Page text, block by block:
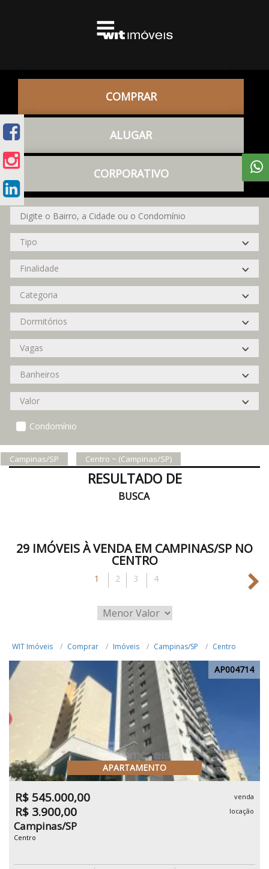
COMPRAR
ALUGAR
CORPORATIVO
Condomínio
Campinas/SP Centro ~ (Campinas/SP)
RESULTADO DE
BUSCA
29 IMÓVEIS À VENDA EM CAMPINAS/SP NO
CENTRO
1 2 3 4
WIT Imóveis Comprar Imóveis Campinas/SP Centro
AP004714
APARTAMENTO
R$ 545.000,00 venda
R$ 3.900,00 locação
Campinas/SP
Centro